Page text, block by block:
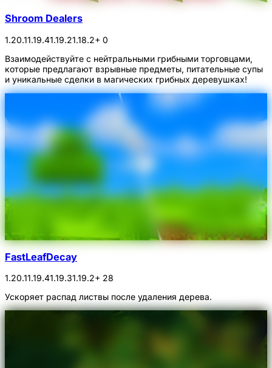
Shroom Dealers
1.20.11.19.41.19.21.18.2+ 0
Взаимодействуйте с нейтральными грибными торговцами,
которые предлагают взрывные предметы, питательные супы
и уникальные сделки в магических грибных деревушках!
FastLeafDecay
1.20.11.19.41.19.31.19.2+ 28
Ускоряет распад листвы после удаления дерева.